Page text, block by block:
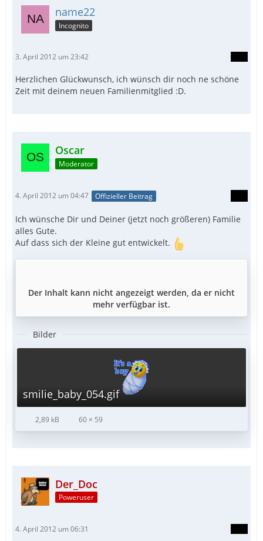
name22
Incognito
3. April 2012 um 23:42
Herzlichen Glückwunsch, ich wünsch dir noch ne schöne
Zeit mit deinem neuen Familienmitglied :D.
Oscar
Moderator
4. April 2012 um 04:47 Offizieller Beitrag
Ich wünsche Dir und Deiner (jetzt noch größeren) Familie
alles Gute.
Auf dass sich der Kleine gut entwickelt.
Der Inhalt kann nicht angezeigt werden, da er nicht
mehr verfügbar ist.
Bilder
smilie_baby_054.gif
2,89 kB 60 × 59
Der_Doc
Poweruser
4. April 2012 um 06:31